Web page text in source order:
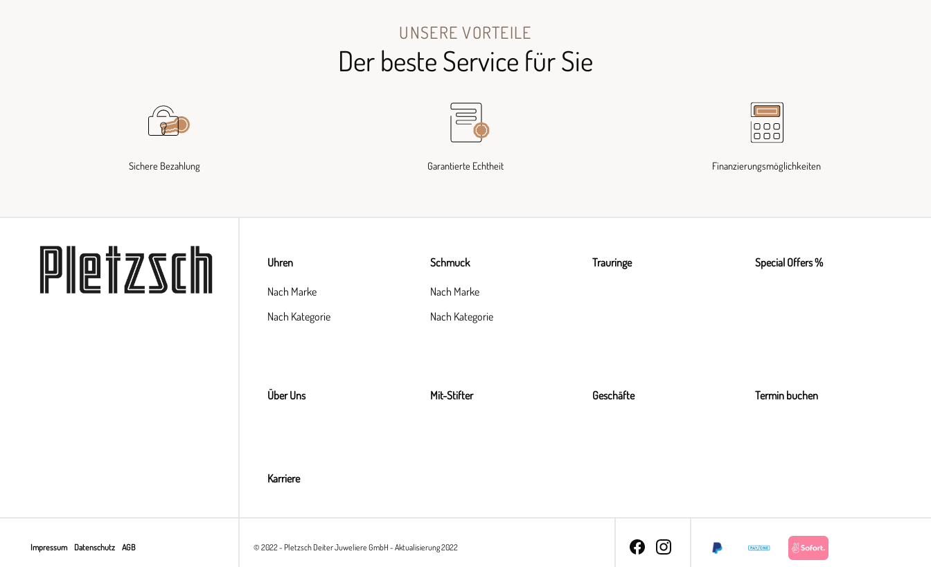
UNSERE VORTEILE
Der beste Service für Sie
Sichere Bezahlung Garantierte Echtheit Finanzierungsmöglichkeiten
Uhren
Nach Marke
Nach Kategorie
Schmuck
Nach Marke
Nach Kategorie
Trauringe Special Offers %
Über Uns Mit-Stifter Geschäfte Termin buchen
Karriere
Impressum Datenschutz AGB © 2022 - Pletzsch Deiter Juweliere GmbH - Aktualisierung 2022